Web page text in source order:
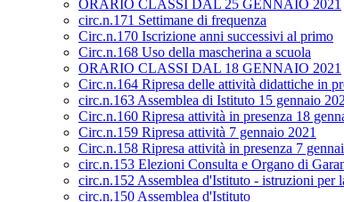
ORARIO CLASSI DAL 25 GENNAIO 2021
circ.n.171 Settimane di frequenza
Circ.n.170 Iscrizione anni successivi al primo
Circ.n.168 Uso della mascherina a scuola
ORARIO CLASSI DAL 18 GENNAIO 2021
Circ.n.164 Ripresa delle attività didattiche in
circ.n.163 Assemblea di Istituto 15 gennaio
Circ.n.160 Ripresa attività in presenza 18
Circ.n.159 Ripresa attività 7 gennaio 2021
Circ.n.158 Ripresa attività in presenza 7
circ.n.153 Elezioni Consulta e Organo di
circ.n.152 Assemblea d'Istituto - istruzioni per
circ.n.150 Assemblea d'Istituto